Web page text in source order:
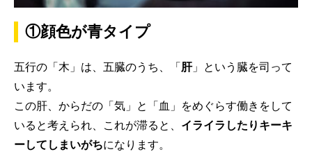
①顔色が青タイプ
五行の「木」は、五臓のうち、「肝」という臓を司って
います。
この肝、からだの「気」と「血」をめぐらす働きをして
いると考えられ、これが滞ると、 イライラしたりキーキ
ーしてしまいがちになります。